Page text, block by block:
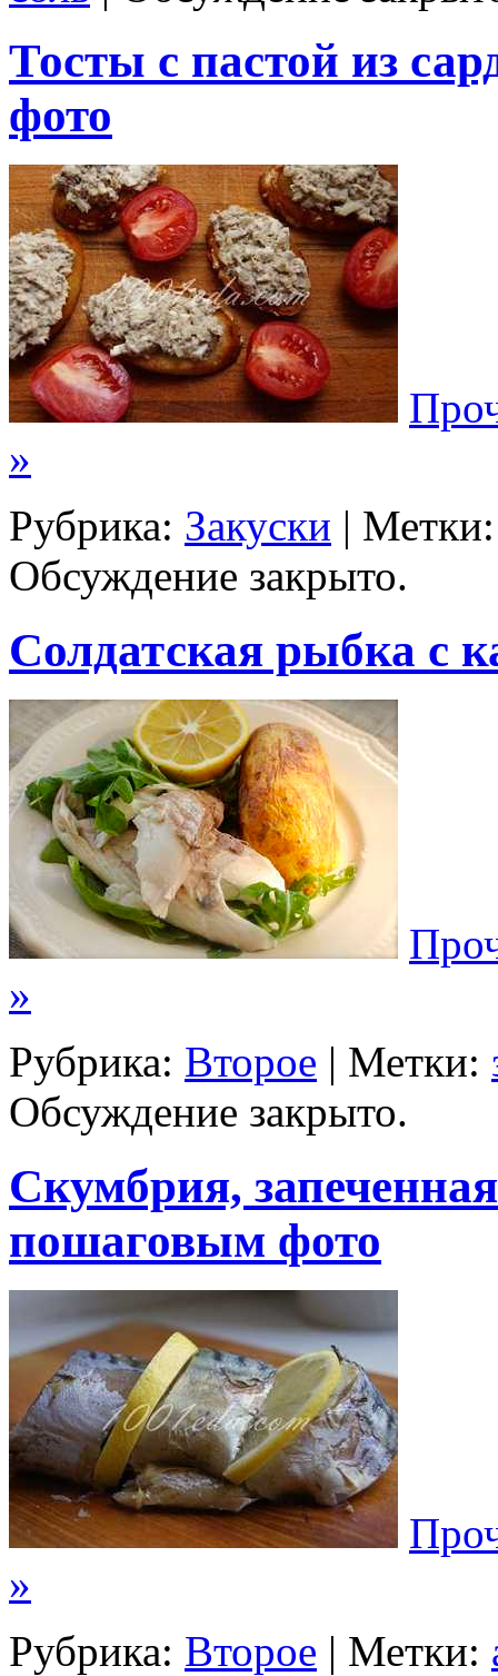
Тосты с пастой из
фото
»
Рубрика: Закуски |
Обсуждение закрыто.
Солдатская рыбка с
»
Рубрика: Второе | Метки:
Обсуждение закрыто.
Скумбрия,
пошаговым фото
»
Рубрика: Второе | Метки: